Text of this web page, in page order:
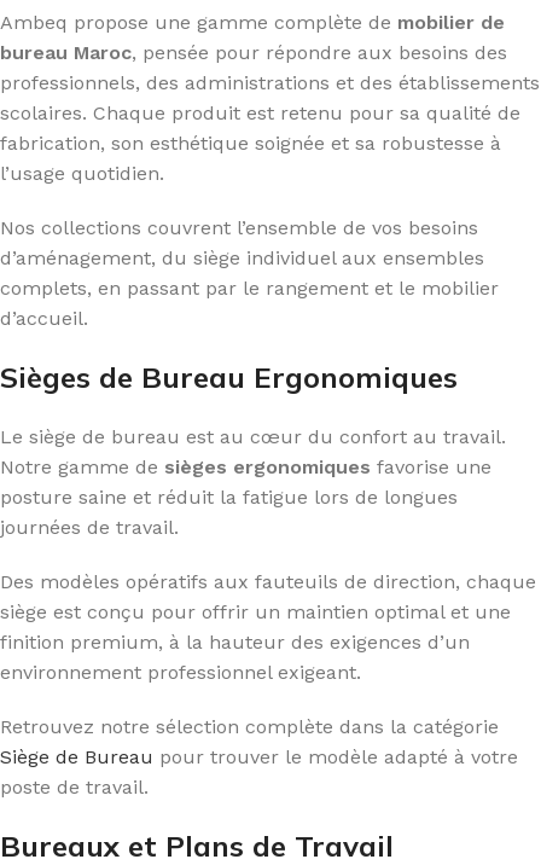
Ambeq propose une gamme complète de mobilier de
bureau Maroc, pensée pour répondre aux besoins des
professionnels, des administrations et des établissements
scolaires. Chaque produit est retenu pour sa qualité de
fabrication, son esthétique soignée et sa robustesse à
l’usage quotidien.
Nos collections couvrent l’ensemble de vos besoins
d’aménagement, du siège individuel aux ensembles
complets, en passant par le rangement et le mobilier
d’accueil.
Sièges de Bureau Ergonomiques
Le siège de bureau est au cœur du confort au travail.
Notre gamme de sièges ergonomiques favorise une
posture saine et réduit la fatigue lors de longues
journées de travail.
Des modèles opératifs aux fauteuils de direction, chaque
siège est conçu pour offrir un maintien optimal et une
finition premium, à la hauteur des exigences d’un
environnement professionnel exigeant.
Retrouvez notre sélection complète dans la catégorie
Siège de Bureau pour trouver le modèle adapté à votre
poste de travail.
Bureaux et Plans de Travail